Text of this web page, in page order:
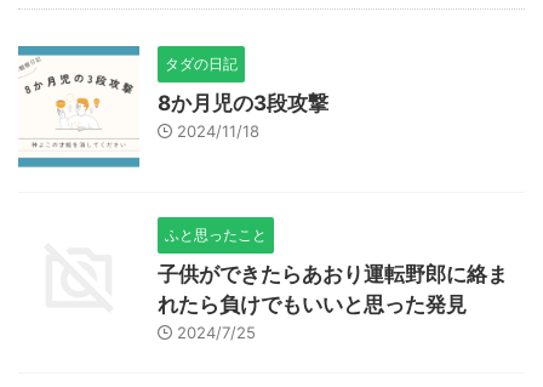
タダの日記
8か月児の3段攻撃
2024/11/18
ふと思ったこと
子供ができたらあおり運転野郎に絡ま
れたら負けでもいいと思った発見
2024/7/25